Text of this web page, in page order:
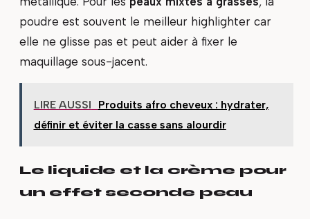
poudre est souvent le meilleur highlighter car
elle ne glisse pas et peut aider à fixer le
maquillage sous-jacent.
LIRE AUSSI
Produits afro cheveux : hydrater,
définir et éviter la casse sans alourdir
Le liquide et la crème pour
un effet seconde peau